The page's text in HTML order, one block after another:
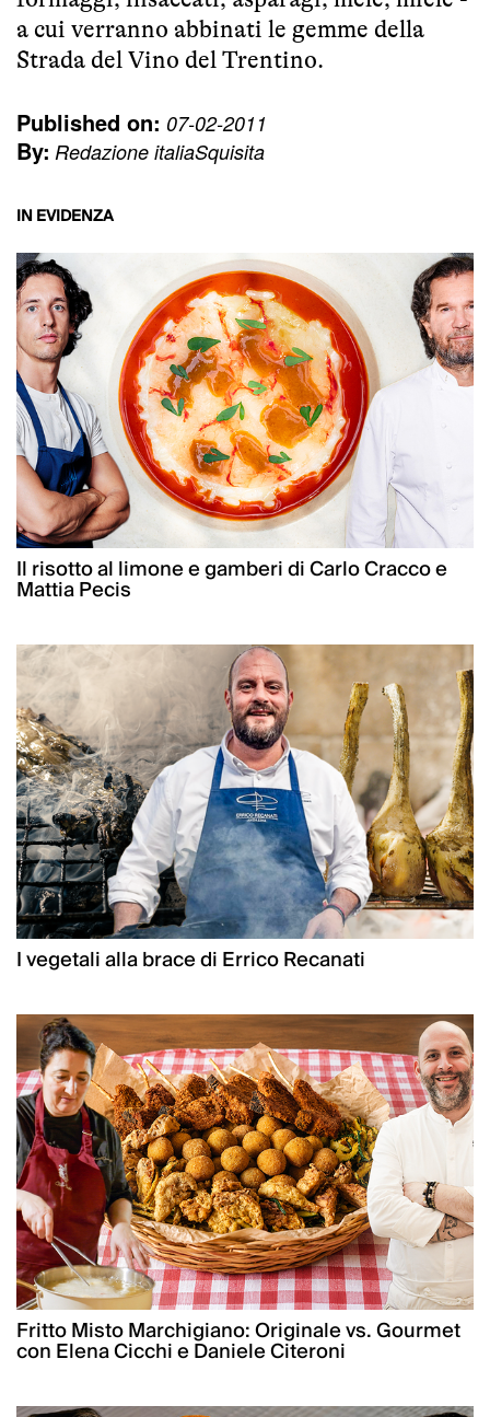
a cui verranno abbinati le gemme della
Strada del Vino del Trentino.
Published on: 07-02-2011
By: Redazione italiaSquisita
IN EVIDENZA
Il risotto al limone e gamberi di Carlo Cracco e
Mattia Pecis
I vegetali alla brace di Errico Recanati
Fritto Misto Marchigiano: Originale vs. Gourmet
con Elena Cicchi e Daniele Citeroni